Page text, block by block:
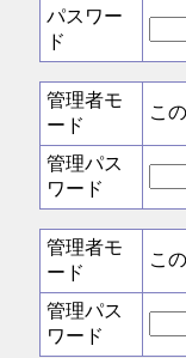
パスワー
ド
管理者モ
ード
こ
管理パス
ワード
管理者モ
ード
こ
管理パス
ワード